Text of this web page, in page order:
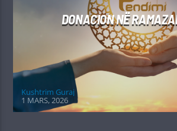
DONACION NË
Kushtrim Guraj
1 MARS, 2026